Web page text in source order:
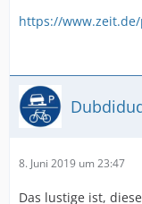
https://
8. Juni 2019 um 23:47
Das lustige ist,